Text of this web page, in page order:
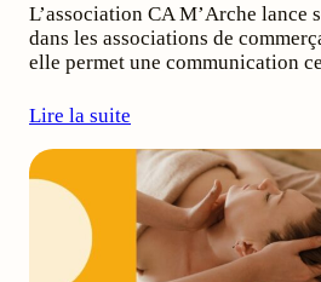
L’association CA M’Arche lance
dans les associations de
elle permet une communication
Lire la suite